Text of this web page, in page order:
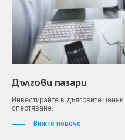
Дългови пазари
Инвестирайте в дълговите
спестяване.
Вижте повече